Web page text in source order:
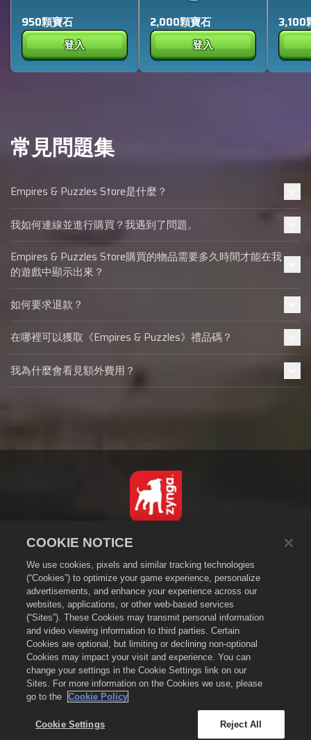
950顆寶石
登入
2,000顆寶石
登入
3,100
常見問題集
Empires & Puzzles Store是什麼？
我如何連線並進行購買？我遇到了問題。
Empires & Puzzles Store購買的物品需要多久時間才能在我
的遊戲中顯示出來？
如何要求退款？
在哪裡可以獲取《Empires & Puzzles》禮品碼？
我為什麼會看見額外費用？
隱私政策
服務規則
不得出售或分享我的個人資訊
Cookie政策
退款政策
商店支援
遊戲支援
Cookie設定
Small Giant Games Oy。《Empires & Puzzles》與《Empires &
Puzzles》企業標誌是Small Giant Games Oy的商標。 保留所有權利。Empires &
Puzzles Store由Small Giant Games Oy營運。優惠僅於《Empires & Puzzles》
COOKIE NOTICE
We use cookies, pixels and similar tracking technologies
(“Cookies”) to optimize your game experience, personalize
advertisements, and enhance your experience across our
websites, applications, or other web-based services
(“Sites”). These Cookies may transmit personal information
and video viewing information to third parties. Certain
Cookies are optional, but limiting or declining non-optional
Cookies may impact your visit and experience. You can
change your settings in the Cookie Settings link on our
Sites. For more information on the Cookies we use, please
go to the
Cookie Policy
Cookie Settings Reject All